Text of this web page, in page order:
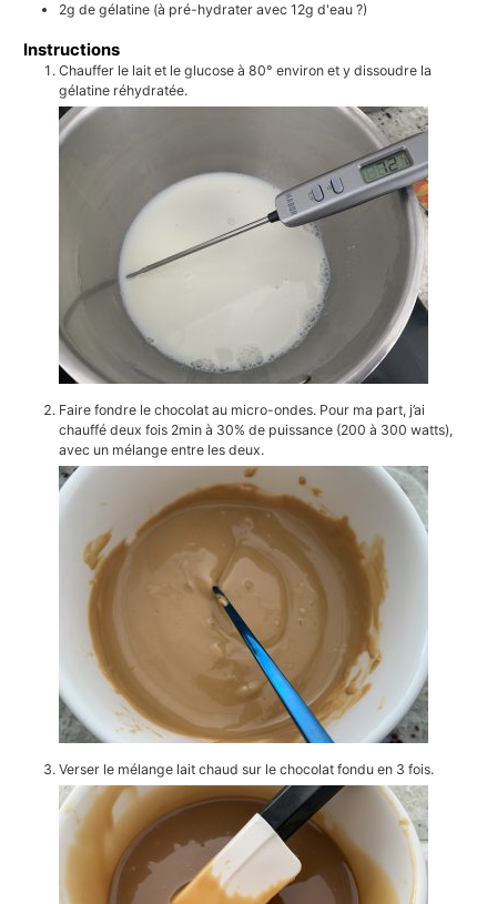
2g de gélatine (à pré-hydrater avec 12g d'eau ?)
Instructions
Chauffer le lait et le glucose à 80° environ et y dissoudre la
gélatine réhydratée.
Faire fondre le chocolat au micro-ondes. Pour ma part, j’ai
chauffé deux fois 2min à 30% de puissance (200 à 300 watts),
avec un mélange entre les deux.
Verser le mélange lait chaud sur le chocolat fondu en 3 fois.